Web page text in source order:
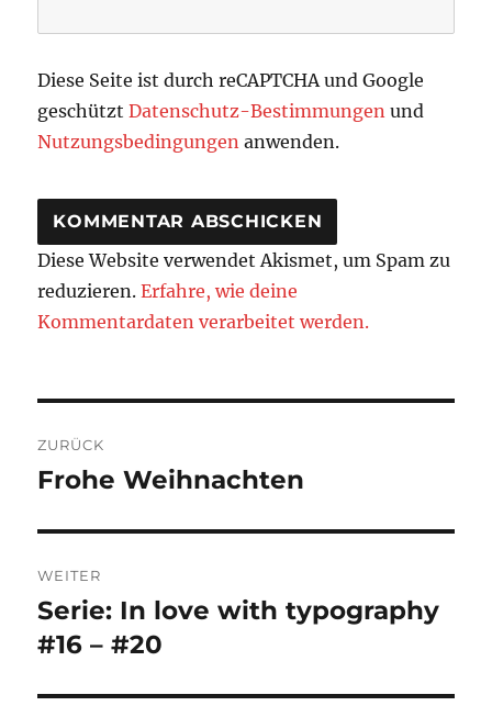
Diese Seite ist durch reCAPTCHA und Google
geschütztDatenschutz-Bestimmungen und
Nutzungsbedingungen anwenden.
Diese Website verwendet Akismet, um Spam zu
reduzieren.Erfahre, wie deine
Kommentardaten verarbeitet werden.
ZURÜCK
Vorheriger
Frohe Weihnachten
WEITER
Nächster
Beitrag:
Serie: In love with typography
#16 – #20